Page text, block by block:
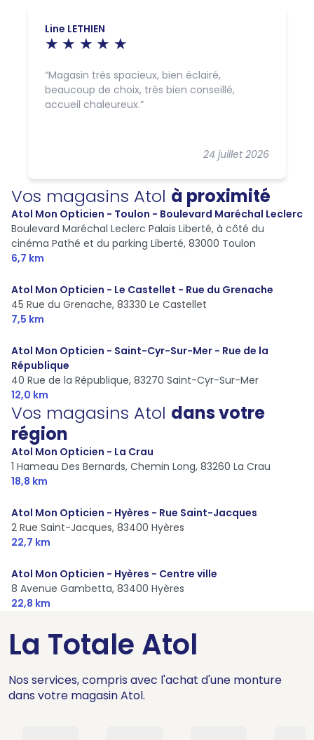
Line LETHIEN
24 juillet 2026
Magasin très spacieux, bien éclairé,
beaucoup de choix, très bien conseillé,
accueil chaleureux.
Vos magasins Atol à proximité
Atol Mon Opticien - Toulon - Boulevard Maréchal Leclerc
Boulevard Maréchal Leclerc Palais Liberté, à côté du
cinéma Pathé et du parking Liberté, 83000 Toulon
6,7 km
Atol Mon Opticien - Le Castellet - Rue du Grenache
45 Rue du Grenache, 83330 Le Castellet
7,5 km
Atol Mon Opticien - Saint-Cyr-Sur-Mer - Rue de la
République
40 Rue de la République, 83270 Saint-Cyr-Sur-Mer
12,0 km
Vos magasins Atol dans votre
région
Atol Mon Opticien - La Crau
1 Hameau Des Bernards, Chemin Long, 83260 La Crau
18,8 km
Atol Mon Opticien - Hyères - Rue Saint-Jacques
2 Rue Saint-Jacques, 83400 Hyères
22,7 km
Atol Mon Opticien - Hyères - Centre ville
8 Avenue Gambetta, 83400 Hyères
22,8 km
La Totale Atol
Nos services, compris avec l'achat d'une monture
dans votre magasin Atol.